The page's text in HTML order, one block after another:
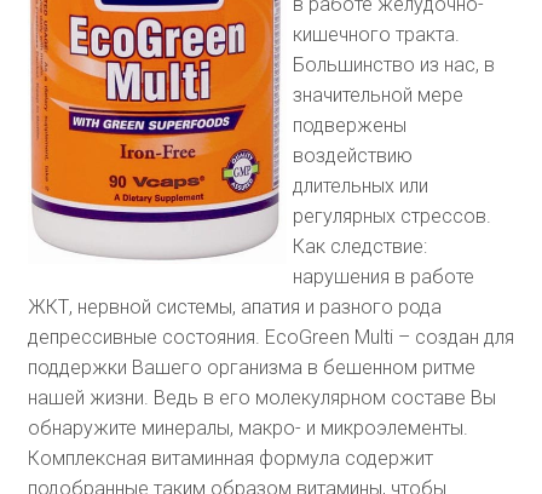
кишечного тракта.
Большинство из нас, в
значительной мере
подвержены
воздействию
длительных или
регулярных стрессов.
Как следствие:
нарушения в работе
ЖКТ, нервной системы, апатия и разного рода
депрессивные состояния. EcoGreen Multi – создан для
поддержки Вашего организма в бешенном ритме
нашей жизни. Ведь в его молекулярном составе Вы
обнаружите минералы, макро- и микроэлементы.
Комплексная витаминная формула содержит
подобранные таким образом витамины, чтобы